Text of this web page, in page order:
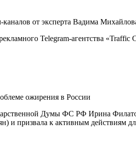
от эксперта Вадима
Telegram-агентства «Traffic
ожирения в России
Думы ФС РФ Ирина
и призвала к активным действиям